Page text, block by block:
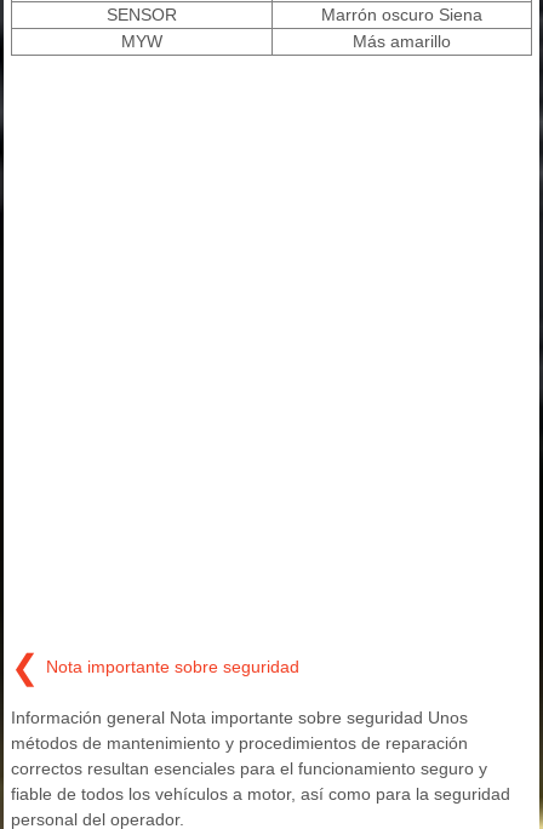
SENSOR
Marrón oscuro Siena
MYW
Más amarillo
❮ Nota importante sobre seguridad
Información general Nota importante sobre seguridad Unos
métodos de mantenimiento y procedimientos de reparación
correctos resultan esenciales para el funcionamiento seguro y
fiable de todos los vehículos a motor, así como para la seguridad
personal del operador.